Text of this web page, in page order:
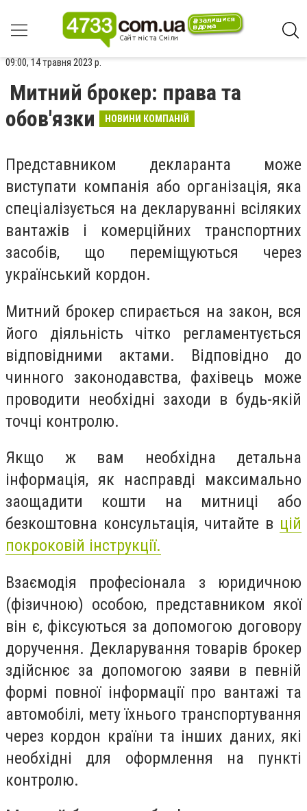
09:00, 14 травня 2023 р.
Митний брокер: права та
обов'язки
НОВИНИ КОМПАНІЙ
Представником декларанта може
виступати компанія або організація, яка
спеціалізується на декларуванні всіляких
вантажів і комерційних транспортних
засобів, що переміщуються через
український кордон.
Митний брокер спирається на закон, вся
його діяльність чітко регламентується
відповідними актами. Відповідно до
чинного законодавства, фахівець може
проводити необхідні заходи в будь-якій
точці контролю.
Якщо ж вам необхідна детальна
інформація, як насправді максимально
заощадити кошти на митниці або
безкоштовна консультація, читайте в цій
покроковій інструкції.
Взаємодія професіонала з юридичною
(фізичною) особою, представником якої
він є, фіксуються за допомогою договору
доручення. Декларування товарів брокер
здійснює за допомогою заяви в певній
формі повної інформації про вантажі та
автомобілі, мету їхнього транспортування
через кордон країни та інших даних, які
необхідні для оформлення на пункті
контролю.